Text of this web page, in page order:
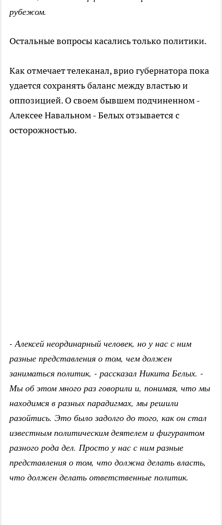
рубежом.
Остальные вопросы касались только политики.
Как отмечает телеканал, врио губернатора пока
удается сохранять баланс между властью и
оппозицией. О своем бывшем подчиненном -
Алексее Навальном - Белых отзывается с
осторожностью.
- Алексей неординарный человек, но у нас с ним
разные представления о том, чем должен
заниматься политик, - рассказал Никита Белых. -
Мы об этом много раз говорили и, понимая, что мы
находимся в разных парадигмах, мы решили
разойтись. Это было задолго до того, как он стал
известным политическим деятелем и фигурантом
разного рода дел. Просто у нас с ним разные
представления о том, что должна делать власть,
что должен делать ответственные политик.